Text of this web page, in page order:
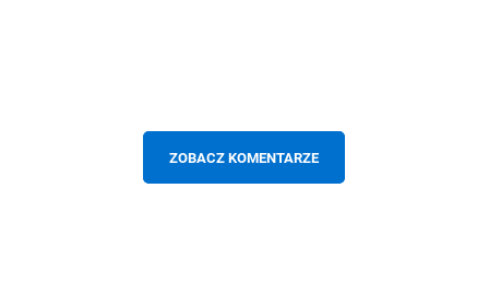
ZOBACZ KOMENTARZE